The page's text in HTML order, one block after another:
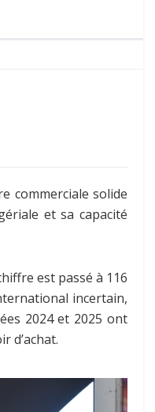
commerciale solide
et sa capacité
est passé à 116
incertain,
2024 et 2025 ont
d’achat.